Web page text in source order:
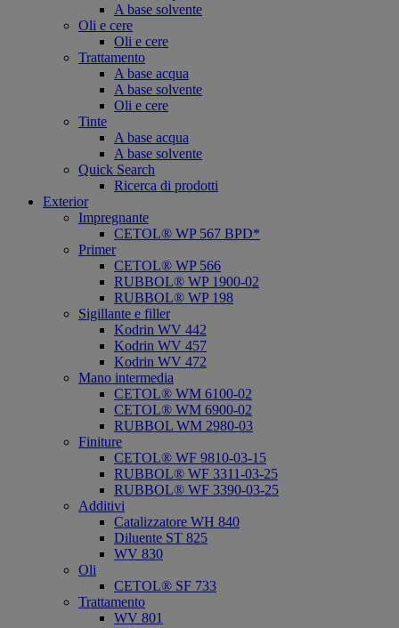
A base solvente
Oli e cere
Oli e cere
Trattamento
A base acqua
A base solvente
Oli e cere
Tinte
A base acqua
A base solvente
Quick Search
Ricerca di prodotti
Exterior
Impregnante
CETOL® WP 567 BPD*
Primer
CETOL® WP 566
RUBBOL® WP 1900-02
RUBBOL® WP 198
Sigillante e filler
Kodrin WV 442
Kodrin WV 457
Kodrin WV 472
Mano intermedia
CETOL® WM 6100-02
CETOL® WM 6900-02
RUBBOL WM 2980-03
Finiture
CETOL® WF 9810-03-15
RUBBOL® WF 3311-03-25
RUBBOL® WF 3390-03-25
Additivi
Catalizzatore WH 840
Diluente ST 825
WV 830
Oli
CETOL® SF 733
Trattamento
WV 801